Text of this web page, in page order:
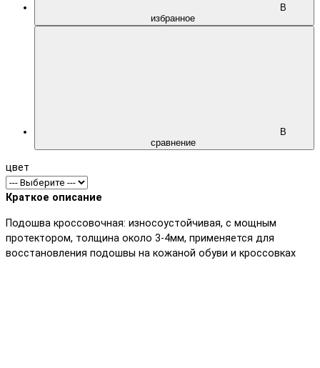
В
избранное
В
сравнение
цвет
Краткое описание
Подошва кроссовочная: износоустойчивая, с мощным
протектором, толщина около 3-4мм, применяется для
восстановления подошвы на кожаной обуви и кроссовках